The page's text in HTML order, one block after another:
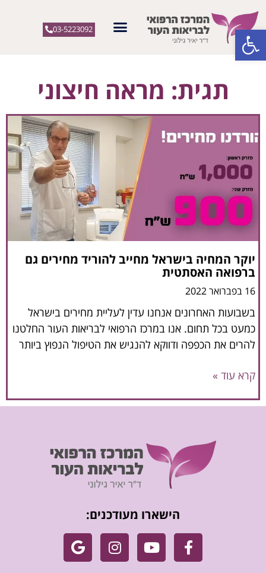
פתח סרגל נגישות 03-5223092
תגית: מראה חיצוני
יוקר המחיה בישראל מחייב להוריד מחירים גם
ברפואה האסתטית
16 בפברואר 2022
בשבועות האחרונים אנחנו עדין לעליית מחירים בישראל
כמעט בכל תחום. אנו במרכז הרפואי לבריאות העור החלטנו
להרים את הכפפה ודווקא להנגיש את הטיפול הנפוץ ביותר
קרא עוד »
הישארו מעודכנים: